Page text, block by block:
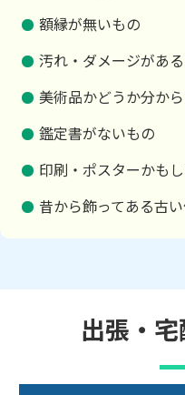
額縁が無いもの
汚れ・ダメージがあ
美術品かどうか分か
鑑定書がないもの
印刷・ポスターかも
昔から飾ってある古
出張・